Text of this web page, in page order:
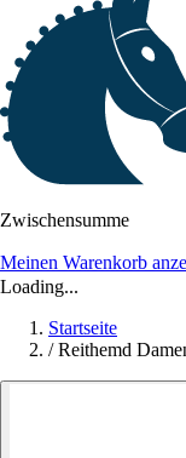
Zwischensumme
Meinen Warenkorb
Loading...
Startseite
/ Reithemd